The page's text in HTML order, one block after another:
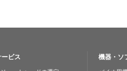
ビス 機器・ソ